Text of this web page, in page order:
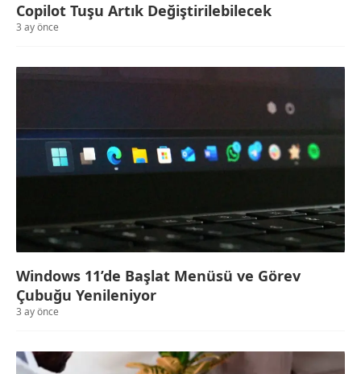
Copilot Tuşu Artık Değiştirilebilecek
3 ay önce
Windows 11’de Başlat Menüsü ve Görev
Çubuğu Yenileniyor
3 ay önce